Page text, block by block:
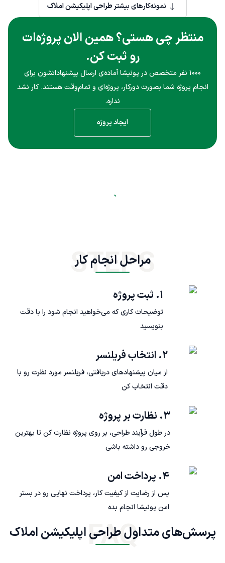
نمونه‌کارهای بیشتر طراحی اپلیکیشن املاک
منتظر چی هستی؟ همین الان پروژه‌ات
رو ثبت کن.
۱۰۰۰ نفر متخصص در پونیشا آماده‌ی ارسال پیشنهاداتشون برای
انجام پروژه شما بصورت دورکار، پروژه‌ای و تمام‌وقت هستند. کار نشد
نداره.
ایجاد پروژه
مراحل انجام کار
STEPS
۱. ثبت پروژه
توضیحات کاری که می‌خواهید انجام شود را با دقت
بنویسید
۲. انتخاب فریلنسر
از میان پیشنهادهای دریافتی، فریلنسر مورد نظرت رو با
دقت انتخاب کن
۳. نظارت بر پروژه
در طول فرآیند طراحی، بر روی پروژه نظارت کن تا بهترین
خروجی رو داشته باشی
۴. پرداخت امن
پس از رضایت از کیفیت کار، پرداخت نهایی رو در بستر
امن پونیشا انجام بده
پرسش‌های متداول طراحی اپلیکیشن املاک FAQ